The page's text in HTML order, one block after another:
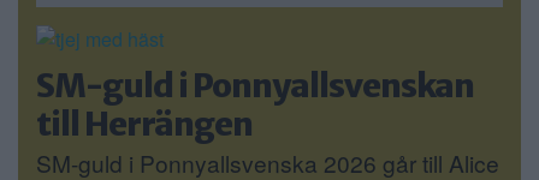
SM-guld i Ponnyallsvenskan
till Herrängen
SM-guld i Ponnyallsvenska 2026 går till Alice